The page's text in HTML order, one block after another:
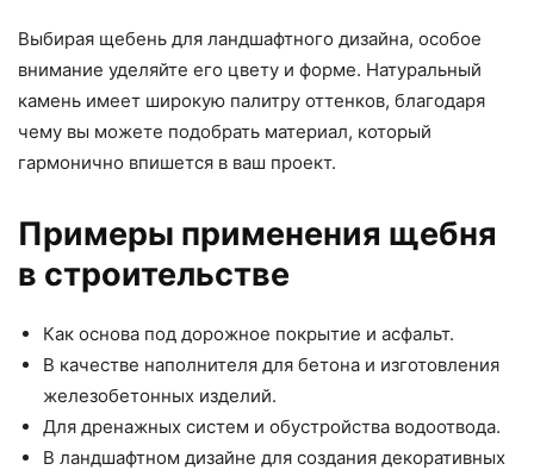
Выбирая щебень для ландшафтного дизайна, особое
внимание уделяйте его цвету и форме. Натуральный
камень имеет широкую палитру оттенков, благодаря
чему вы можете подобрать материал, который
гармонично впишется в ваш проект.
Примеры применения щебня
в строительстве
Как основа под дорожное покрытие и асфальт.
В качестве наполнителя для бетона и изготовления
железобетонных изделий.
Для дренажных систем и обустройства водоотвода.
В ландшафтном дизайне для создания декоративных